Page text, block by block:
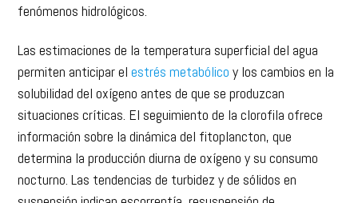
fenómenos hidrológicos.
Las estimaciones de la temperatura superficial del agua
permiten anticipar elestrés metabólico y los cambios en la
solubilidad del oxígeno antes de que se produzcan
situaciones críticas. El seguimiento de la clorofila ofrece
información sobre la dinámica del fitoplancton, que
determina la producción diurna de oxígeno y su consumo
nocturno. Las tendencias de turbidez y de sólidos en